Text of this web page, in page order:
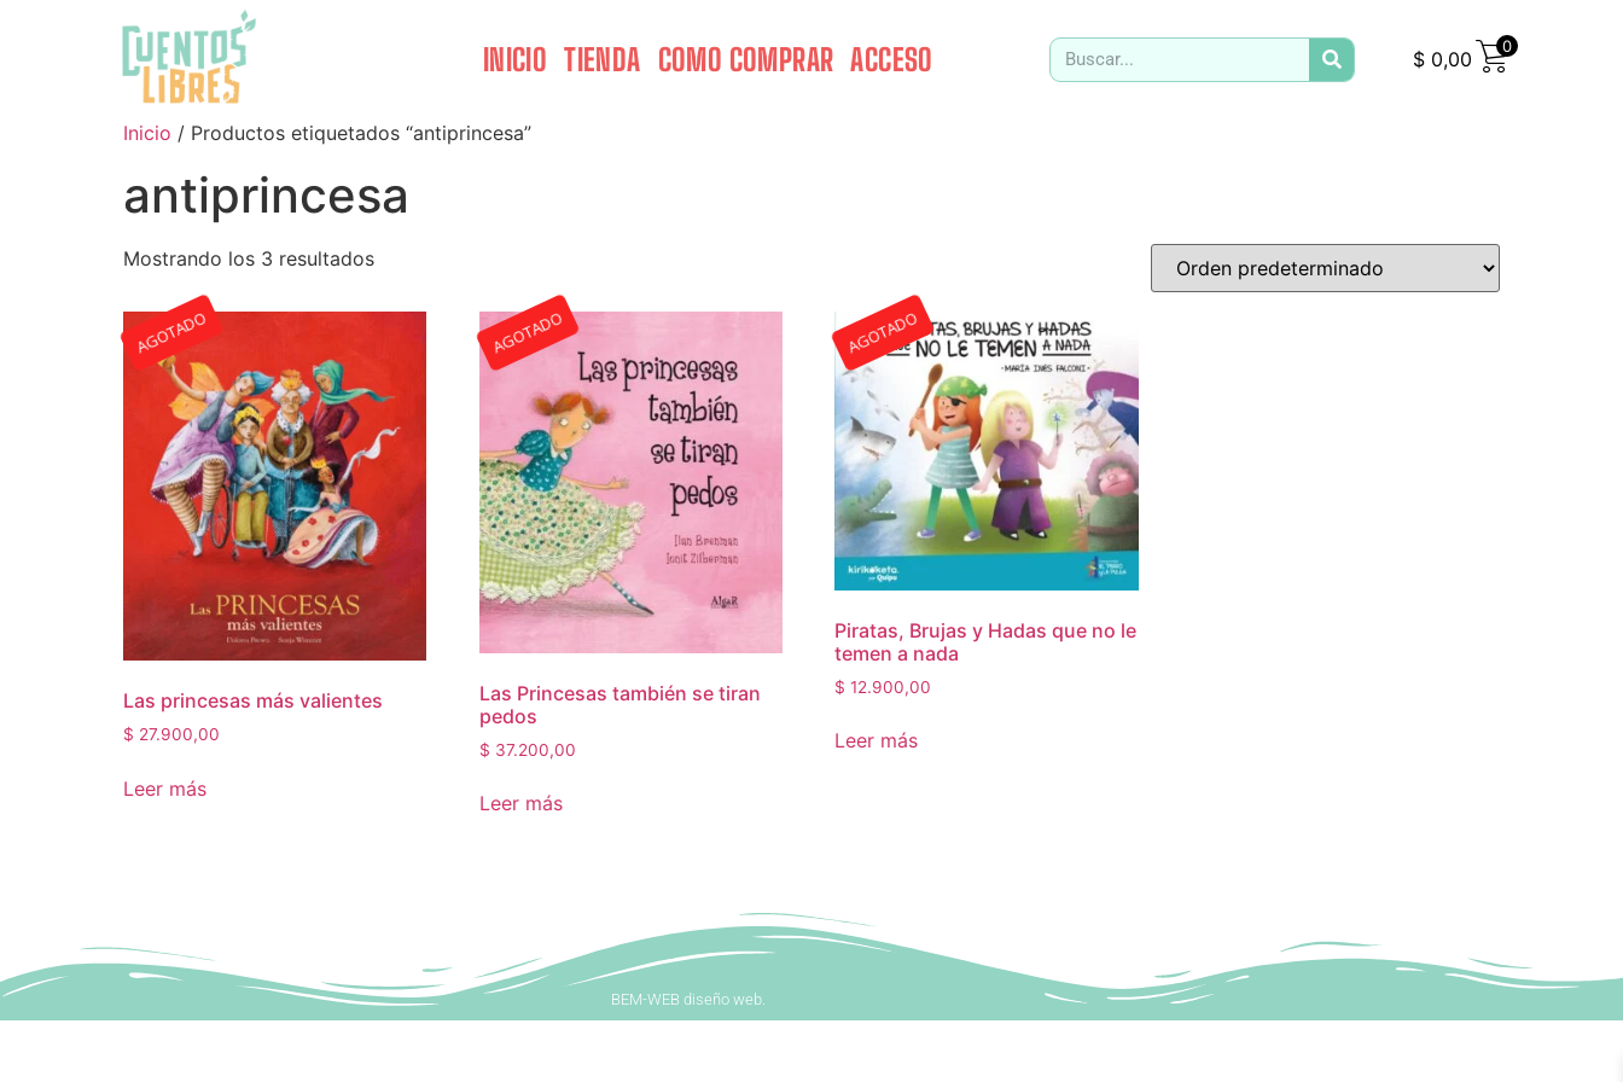
INICIO TIENDA COMO COMPRAR ACCESO $0,00
0
Inicio / Productos etiquetados “antiprincesa”
antiprincesa
Mostrando los 3 resultados
AGOTADO
Las princesas más valientes
$ 27.900,00
Leer más
AGOTADO
Las Princesas también se tiran
pedos
$ 37.200,00
Leer más
AGOTADO
Piratas, Brujas y Hadas que no le
temen a nada
$ 12.900,00
Leer más
BEM-WEB diseño web.